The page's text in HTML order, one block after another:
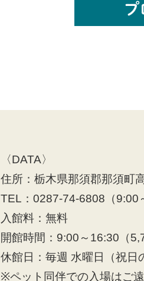
〈DATA〉
住所：栃木県那須郡那須町
TEL：0287-74-6808（9:00
入館料：無料
開館時間：9:00～16:30（
休館日：毎週 水曜日（祝日
※ペット同伴での入場はご